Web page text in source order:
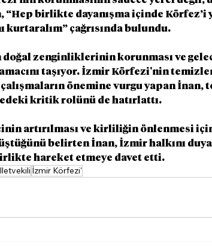
birlikte dayanışma içinde Körfez’i
kurtaralım” çağrısında bulundu.
doğal zenginliklerinin korunması ve
taşıyor. İzmir Körfezi'nin
önemine vurgu yapan İnan,
kritik rolünü de hatırlattı.
artırılması ve kirliliğin önlenmesi
belirten İnan, İzmir halkını
hareket etmeye davet etti.
İzmir Körfezi'